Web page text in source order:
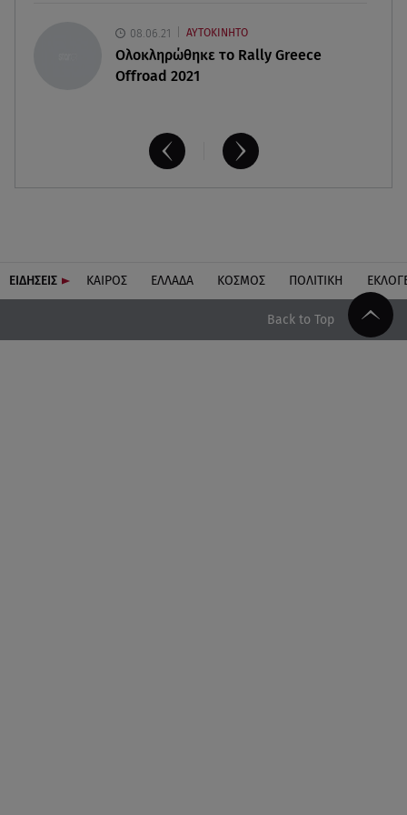
08.06.21 ΑΥΤΟΚΙΝΗΤΟ
Ολοκληρώθηκε το Rally Greece
Offroad 2021
ΕΙΔΗΣΕΙΣ ΚΑΙΡΟΣ ΕΛΛΑΔΑ ΚΟΣΜΟΣ ΠΟΛΙΤΙΚΗ
Back to Top